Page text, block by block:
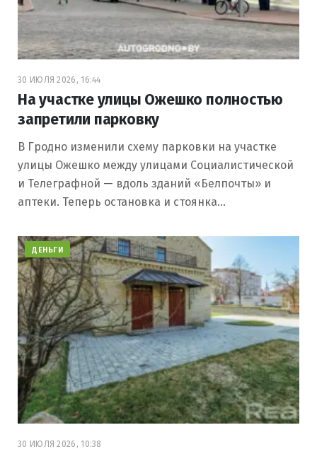
30 ИЮЛЯ 2026, 16:44
На участке улицы Ожешко полностью
запретили парковку
В Гродно изменили схему парковки на участке
улицы Ожешко между улицами Социалистической
и Телеграфной — вдоль зданий «Белпочты» и
аптеки. Теперь остановка и стоянка…
ДЕНЬГИ
30 ИЮЛЯ 2026, 10:38